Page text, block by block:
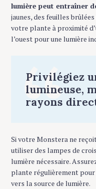
lumière peut entraîner
jaunes, des feuilles
votre plante à proximité
l’ouest pour une lumière
Privilégiez
lumineuse,
rayons
Si votre Monstera ne
utiliser des lampes de
lumière nécessaire.
plante régulièrement
vers la source de lumière.